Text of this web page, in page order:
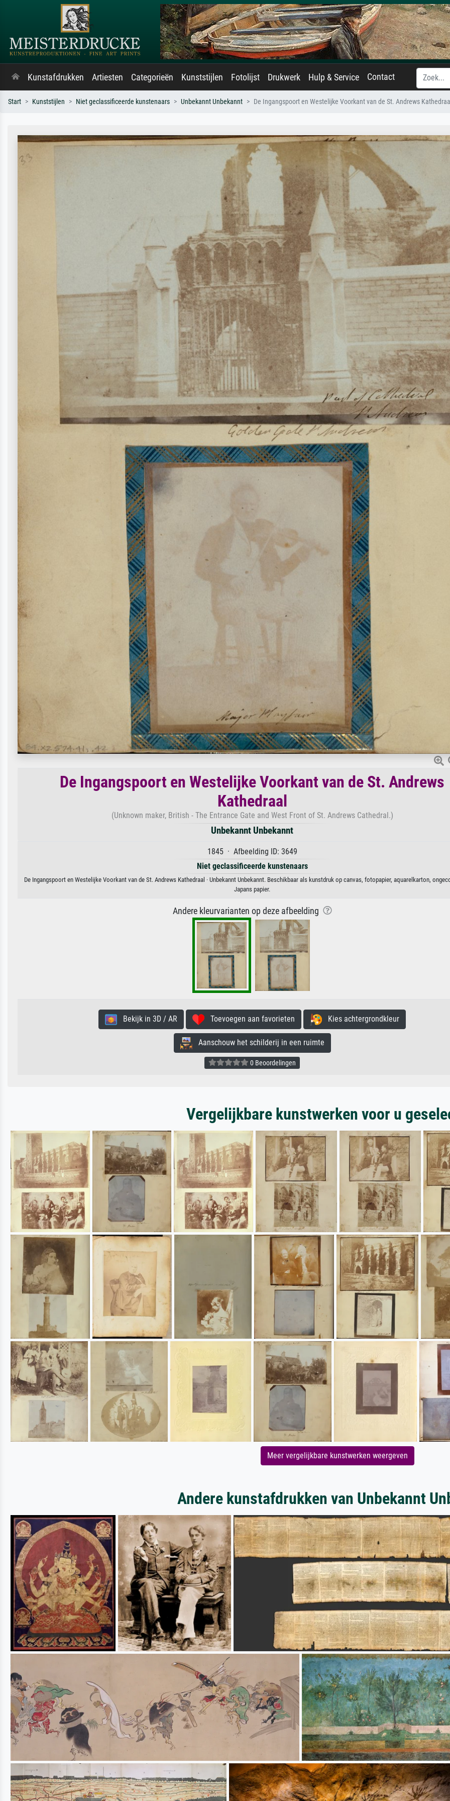
Kunstafdrukken Artiesten Categorieën Kunststijlen Fotolijst Drukwerk Hulp & Service Contact
Start Kunststijlen Niet geclassificeerde kunstenaars Unbekannt Unbekannt De Ingangspoort en Westelijke Voorkant van de St. Andrews Kathedraal
De Ingangspoort en Westelijke Voorkant van de St. Andrews
Kathedraal
(Unknown maker, British - The Entrance Gate and West Front of St. Andrews Cathedral.)
Unbekannt Unbekannt
1845 · Afbeelding ID: 3649
Niet geclassificeerde kunstenaars
De Ingangspoort en Westelijke Voorkant van de St. Andrews Kathedraal · Unbekannt Unbekannt. Beschikbaar als kunstdruk op canvas, fotopapier, aquarelkarton,
Japans papier.
Andere kleurvarianten op deze afbeelding
Bekijk in 3D / AR Toevoegen aan favorieten Kies achtergrondkleur
Aanschouw het schilderij in een ruimte
0 Beoordelingen
Vergelijkbare kunstwerken voor u
Meer vergelijkbare kunstwerken weergeven
Andere kunstafdrukken van Unbekannt